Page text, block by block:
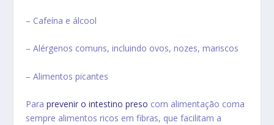
– Cafeína e álcool
– Alérgenos comuns, incluindo ovos, nozes, mariscos
– Alimentos picantes
Paraprevenir o intestino preso com alimentação coma
sempre alimentos ricos em fibras, que facilitam a